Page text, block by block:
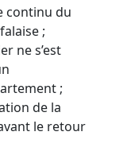
continu du
;
ne s’est
;
de la
le retour